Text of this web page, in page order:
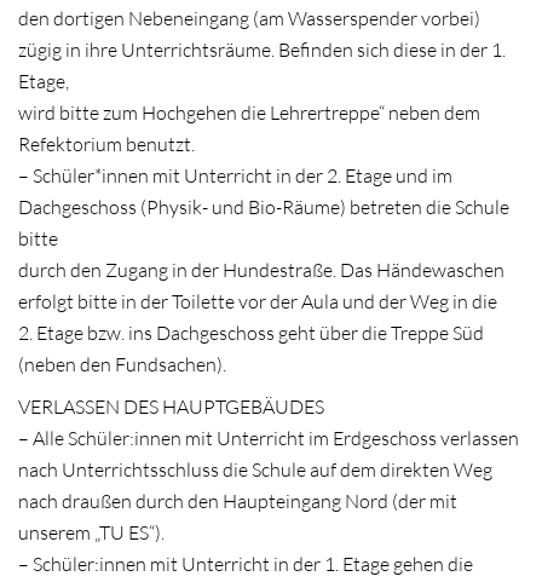
den dortigen Nebeneingang (am Wasserspender vorbei)
zügig in ihre Unterrichtsräume. Befinden sich diese in der 1.
Etage,
wird bitte zum Hochgehen die Lehrertreppe“ neben dem
Refektorium benutzt.
– Schüler*innen mit Unterricht in der 2. Etage und im
Dachgeschoss (Physik- und Bio-Räume) betreten die Schule
bitte
durch den Zugang in der Hundestraße. Das Händewaschen
erfolgt bitte in der Toilette vor der Aula und der Weg in die
2. Etage bzw. ins Dachgeschoss geht über die Treppe Süd
(neben den Fundsachen).
VERLASSEN DES HAUPTGEBÄUDES
– Alle Schüler:innen mit Unterricht im Erdgeschoss verlassen
nach Unterrichtsschluss die Schule auf dem direkten Weg
nach draußen durch den Haupteingang Nord (der mit
unserem „TU ES“).
– Schüler:innen mit Unterricht in der 1. Etage gehen die